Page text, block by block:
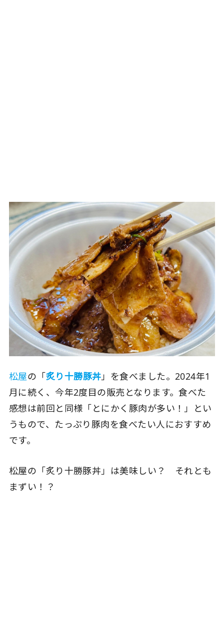
松屋の「炙り十勝豚丼」を食べました。2024年1
月に続く、今年2度目の販売となります。食べた
感想は前回と同様「とにかく豚肉が多い！」とい
うもので、たっぷり豚肉を食べたい人におすすめ
です。
松屋の「炙り十勝豚丼」は美味しい？ それとも
まずい！？